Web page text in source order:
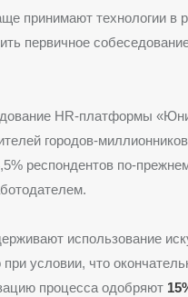
принимают технологии в
первичное
HR-платформы
городов-
респондентов по-
использование
условии, что
процесса одобряют